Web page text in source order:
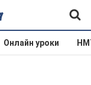
Онлайн уроки